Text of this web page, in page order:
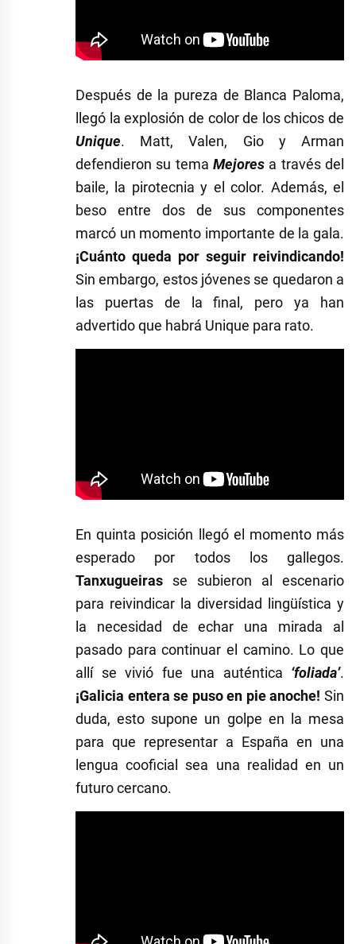
Después de la pureza de Blanca Paloma,
llegó la explosión de color de los chicos de
Unique. Matt, Valen, Gio y Arman
defendieron su tema Mejores a través del
baile, la pirotecnia y el color. Además, el
beso entre dos de sus componentes
marcó un momento importante de la gala.
¡Cuánto queda por seguir reivindicando!
Sin embargo, estos jóvenes se quedaron a
las puertas de la final, pero ya han
advertido que habrá Unique para rato.
En quinta posición llegó el momento más
esperado por todos los gallegos.
Tanxugueiras se subieron al escenario
para reivindicar la diversidad lingüística y
la necesidad de echar una mirada al
pasado para continuar el camino. Lo que
allí se vivió fue una auténtica ‘foliada’.
¡Galicia entera se puso en pie anoche! Sin
duda, esto supone un golpe en la mesa
para que representar a España en una
lengua cooficial sea una realidad en un
futuro cercano.